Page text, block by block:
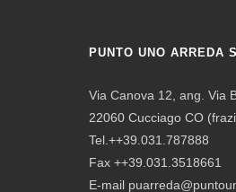
PUNTO UNO ARREDA
Via Canova 12, ang. Via
22060 Cucciago CO
Tel.++39.031.787888
Fax ++39.031.3518661
E-mail